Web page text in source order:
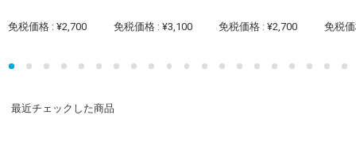
免税価格 : ¥2,700 免税価格 : ¥3,100 免税価格 : ¥2,700 免税
最近チェックした商品